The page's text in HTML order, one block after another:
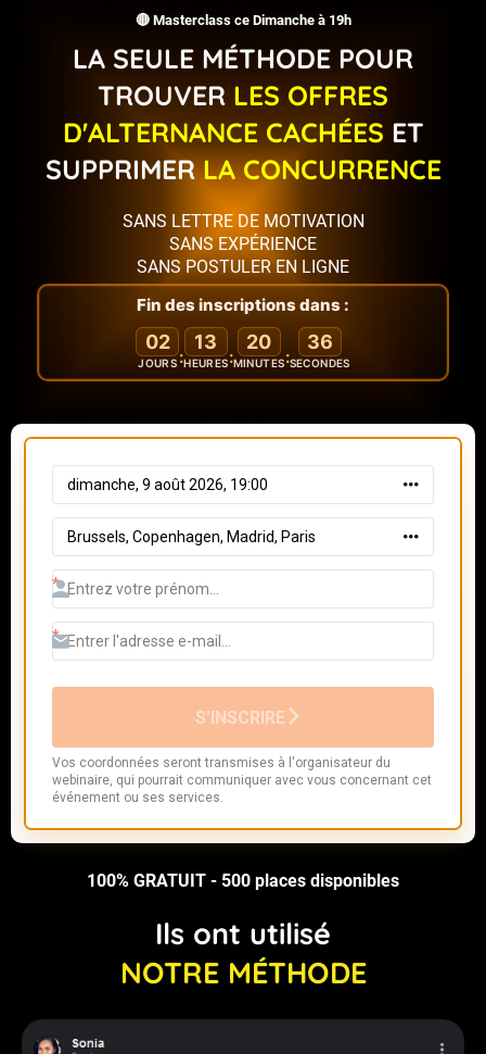
🔴 Masterclass ce Dimanche à 19h
LA SEULE MÉTHODE POUR
TROUVER LES OFFRES
D'ALTERNANCE CACHÉES ET
SUPPRIMER LA CONCURRENCE
SANS LETTRE DE MOTIVATION
SANS EXPÉRIENCE
SANS POSTULER EN LIGNE
Fin des inscriptions dans :
02
JOURS :
13
HEURES:
20
MINUTES:
35
SECONDES
100% GRATUIT - 500 places disponibles
Ils ont utilisé
NOTRE MÉTHODE